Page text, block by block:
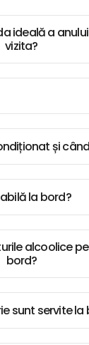
ideală a
vizita?
și
la bord?
alcoolice
bord?
sunt servite la